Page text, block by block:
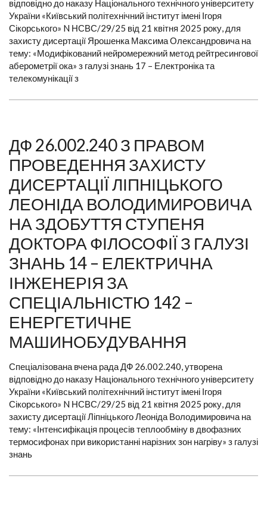
відповідно до наказу Національного технічного університету
України «Київський політехнічний інститут імені Ігоря
Сікорського» N НСВС/29/25 від 21 квітня 2025 року, для
захисту дисертації Ярошенка Максима Олександровича на
тему: «Модифікований нейромережний метод рейтресингової
аберометрії ока» з галузі знань 17 – Електроніка та
телекомунікації з
ДФ 26.002.240 З ПРАВОМ
ПРОВЕДЕННЯ ЗАХИСТУ
ДИСЕРТАЦІЇ ЛІПНІЦЬКОГО
ЛЕОНІДА ВОЛОДИМИРОВИЧА
НА ЗДОБУТТЯ СТУПЕНЯ
ДОКТОРА ФІЛОСОФІЇ З ГАЛУЗІ
ЗНАНЬ 14 – ЕЛЕКТРИЧНА
ІНЖЕНЕРІЯ ЗА
СПЕЦІАЛЬНІСТЮ 142 –
ЕНЕРГЕТИЧНЕ
МАШИНОБУДУВАННЯ
Спеціалізована вчена рада ДФ 26.002.240, утворена
відповідно до наказу Національного технічного університету
України «Київський політехнічний інститут імені Ігоря
Сікорського» N НСВС/29/25 від 21 квітня 2025 року, для
захисту дисертації Ліпніцького Леоніда Володимировича на
тему: «Інтенсифікація процесів теплообміну в двофазних
термосифонах при використанні нарізних зон нагріву» з галузі
знань